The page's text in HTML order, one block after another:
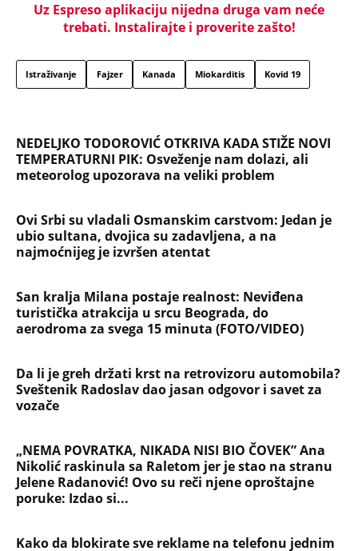
Uz Espreso aplikaciju nijedna druga vam neće
trebati. Instalirajte i proverite zašto!
Istraživanje Fajzer Kanada Miokarditis Kovid 19
NEDELJKO TODOROVIĆ OTKRIVA KADA STIŽE NOVI
TEMPERATURNI PIK: Osveženje nam dolazi, ali
meteorolog upozorava na veliki problem
Ovi Srbi su vladali Osmanskim carstvom: Jedan je
ubio sultana, dvojica su zadavljena, a na
najmoćnijeg je izvršen atentat
San kralja Milana postaje realnost: Neviđena
turistička atrakcija u srcu Beograda, do
aerodroma za svega 15 minuta (FOTO/VIDEO)
Da li je greh držati krst na retrovizoru automobila?
Sveštenik Radoslav dao jasan odgovor i savet za
vozače
„NEMA POVRATKA, NIKADA NISI BIO ČOVEK” Ana
Nikolić raskinula sa Raletom jer je stao na stranu
Jelene Radanović! Ovo su reči njene oproštajne
poruke: Izdao si...
Kako da blokirate sve reklame na telefonu jednim